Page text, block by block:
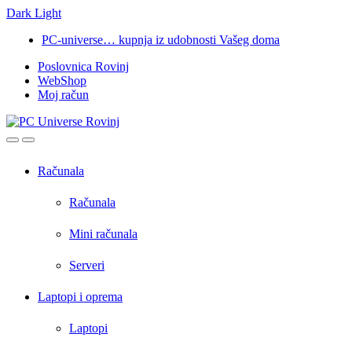
Dark Light
navigation
content
PC-universe… kupnja iz udobnosti Vašeg doma
Poslovnica Rovinj
WebShop
Moj račun
OpenClose
Računala
Računala
Mini računala
Serveri
Laptopi i oprema
Laptopi